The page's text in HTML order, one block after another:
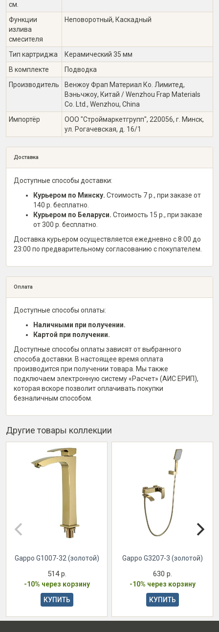
см.
Функции
излива
смесителя
Неповоротный, Каскадный
Тип картриджа
Керамический 35 мм
В комплекте
Подводка
Производитель
Венжоу Фрап Материал Ко. Лимитед,
Вэньчжоу, Китай / Wenzhou Frap Materials
Co. Ltd., Wenzhou, China
Импортёр
ООО "Строймаркетгрупп", 220056, г. Минск,
ул. Рогачевская, д. 16/1
Доставка
Доступные способы доставки:
Курьером по Минску. Стоимость 7 р., при заказе от
140 р. бесплатно.
Курьером по Беларуси. Стоимость 15 р., при заказе
от 300 р. бесплатно.
Доставка курьером осуществляется ежедневно с 8:00 до
23:00 по предварительному согласованию с покупателем.
Оплата
Доступные способы оплаты:
Наличными при получении.
Картой при получении.
Доступные способы оплаты зависят от выбранного
способа доставки. В настоящее время оплата
производится при получении товара. Мы также
подключаем электронную систему «Расчет» (АИС ЕРИП),
которая вскоре позволит оплачивать покупки
безналичным способом.
Другие товары коллекции
Gappo G1007-32 (золотой)
514 р.
-10% через корзину
КУПИТЬ
Gappo G3207-3 (золотой)
630 р.
-10% через корзину
КУПИТЬ